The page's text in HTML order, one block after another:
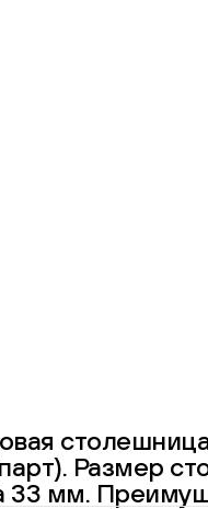
Размер
33 мм.